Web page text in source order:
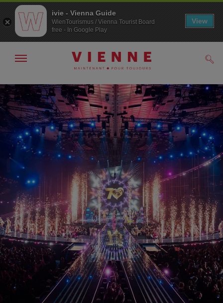
Navigation
Contenu
Afficher
la
navigation
ivie - Vienna Guide
WienTourismus / Vienna Tourist Board
free - In Google Play
View